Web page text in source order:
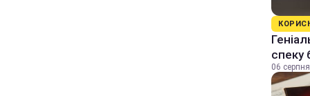
спеку
06